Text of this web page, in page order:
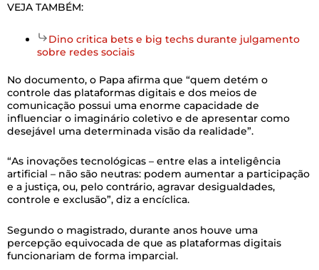
VEJA TAMBÉM:
Dino critica bets e big techs durante julgamento
sobre redes sociais
No documento, o Papa afirma que “quem detém o
controle das plataformas digitais e dos meios de
comunicação possui uma enorme capacidade de
influenciar o imaginário coletivo e de apresentar como
desejável uma determinada visão da realidade”.
“As inovações tecnológicas – entre elas a inteligência
artificial – não são neutras: podem aumentar a participação
e a justiça, ou, pelo contrário, agravar desigualdades,
controle e exclusão”, diz a encíclica.
Segundo o magistrado, durante anos houve uma
percepção equivocada de que as plataformas digitais
funcionariam de forma imparcial.